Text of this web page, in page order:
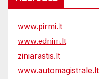
www.pirmi.lt
www.ednim.lt
ziniarastis.lt
www.automagistrale.lt